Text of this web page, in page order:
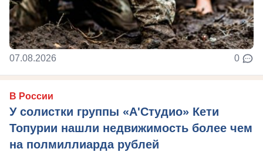
07.08.2026 0
В России
У солистки группы «А'Студио» Кети
Топурии нашли недвижимость более чем
на полмиллиарда рублей